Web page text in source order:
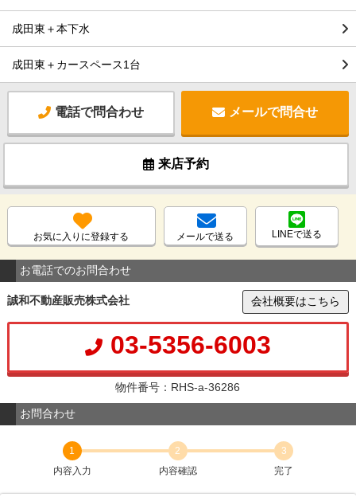
成田東＋本下水
成田東＋カースペース1台
電話で問合わせ メールで問合せ
来店予約
お気に入りに登録する メールで送る LINEで送る
お電話でのお問合わせ
誠和不動産販売株式会社 会社概要はこちら
03-5356-6003
物件番号：RHS-a-36286
お問合わせ
1
内容入力
2
内容確認
3
完了